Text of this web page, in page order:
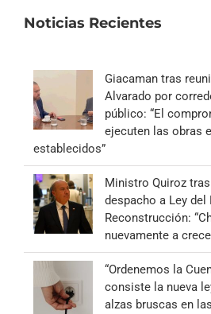
Noticias Recientes
Giacaman tras
Alvarado por
público: “El
ejecuten las obras
establecidos”
Ministro Quiroz
despacho a Ley del
Reconstrucción:
nuevamente a
“Ordenemos la
consiste la nueva
alzas bruscas en